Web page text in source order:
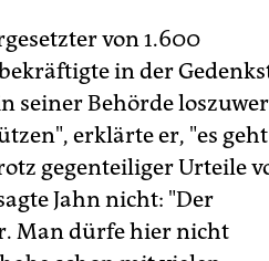
von 1.600
in der
seiner Behörde
erklärte er, "es
gegenteiliger Urteile
Jahn nicht: "Der
Man dürfe hier nicht